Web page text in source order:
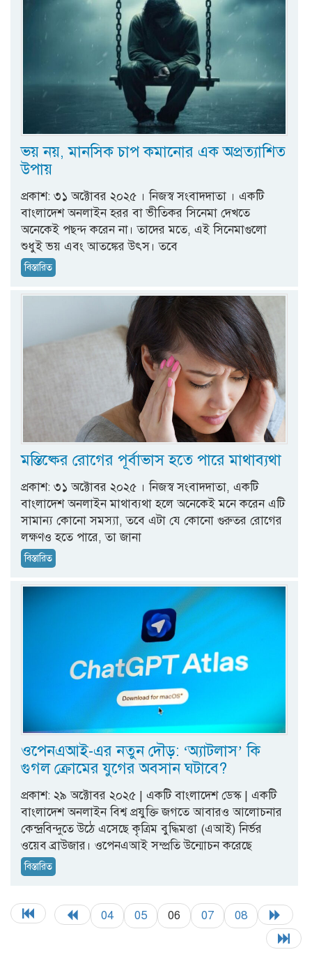
ভয় নয়, মানসিক চাপ কমানোর এক অপ্রত্যাশিত
উপায়
প্রকাশ: ৩১ অক্টোবর ২০২৫ । নিজস্ব সংবাদদাতা । একটি
বাংলাদেশ অনলাইন হরর বা ভীতিকর সিনেমা দেখতে
অনেকেই পছন্দ করেন না। তাদের মতে, এই সিনেমাগুলো
শুধুই ভয় এবং আতঙ্কের উৎস। তবে
বিস্তারিত
মস্তিষ্কের রোগের পূর্বাভাস হতে পারে মাথাব্যথা
প্রকাশ: ৩১ অক্টোবর ২০২৫ । নিজস্ব সংবাদদাতা, একটি
বাংলাদেশ অনলাইন মাথাব্যথা হলে অনেকেই মনে করেন এটি
সামান্য কোনো সমস্যা, তবে এটা যে কোনো গুরুতর রোগের
লক্ষণও হতে পারে, তা জানা
বিস্তারিত
ওপেনএআই-এর নতুন দৌড়: ‘অ্যাটলাস’ কি
গুগল ক্রোমের যুগের অবসান ঘটাবে?
প্রকাশ: ২৯ অক্টোবর ২০২৫ | একটি বাংলাদেশ ডেস্ক | একটি
বাংলাদেশ অনলাইন বিশ্ব প্রযুক্তি জগতে আবারও আলোচনার
কেন্দ্রবিন্দুতে উঠে এসেছে কৃত্রিম বুদ্ধিমত্তা (এআই) নির্ভর
ওয়েব ব্রাউজার। ওপেনএআই সম্প্রতি উন্মোচন করেছে
বিস্তারিত
04 05 06 07 08